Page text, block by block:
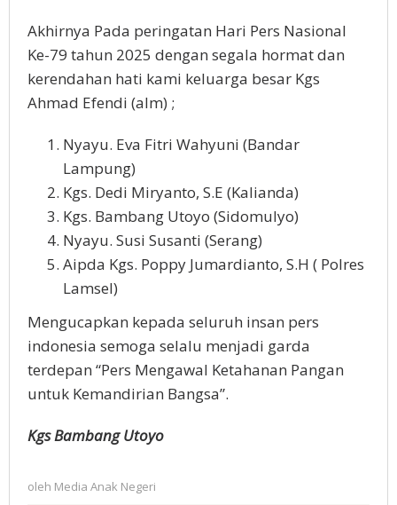
Akhirnya Pada peringatan Hari Pers Nasional
Ke-79 tahun 2025 dengan segala hormat dan
kerendahan hati kami keluarga besar Kgs
Ahmad Efendi (alm) ;
Nyayu. Eva Fitri Wahyuni (Bandar
Lampung)
Kgs. Dedi Miryanto, S.E (Kalianda)
Kgs. Bambang Utoyo (Sidomulyo)
Nyayu. Susi Susanti (Serang)
Aipda Kgs. Poppy Jumardianto, S.H ( Polres
Lamsel)
Mengucapkan kepada seluruh insan pers
indonesia semoga selalu menjadi garda
terdepan “Pers Mengawal Ketahanan Pangan
untuk Kemandirian Bangsa”.
Kgs Bambang Utoyo
oleh Media Anak Negeri